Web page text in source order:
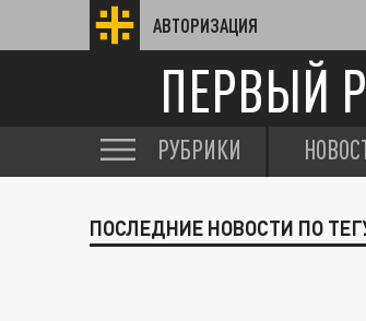
АВТОРИЗАЦИЯ
ПЕРВЫЙ
РУБРИКИ
ПОСЛЕДНИЕ НОВОСТИ ПО